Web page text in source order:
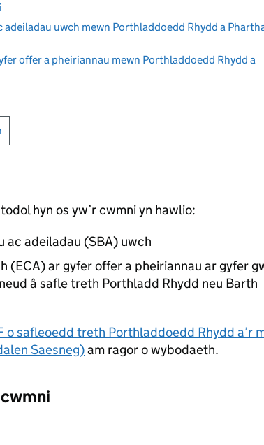
adeiladau uwch mewn Porthladdoedd Rhydd a
offer a pheiriannau mewn Porthladdoedd Rhydd a
hyn os yw’r cwmni yn hawlio:
ac adeiladau (SBA) uwch
(ECA) ar gyfer offer a pheiriannau ar gyfer
â safle treth Porthladd Rhydd neu Barth
o safleoedd treth Porthladdoedd Rhydd a’r
Saesneg)am ragor o wybodaeth.